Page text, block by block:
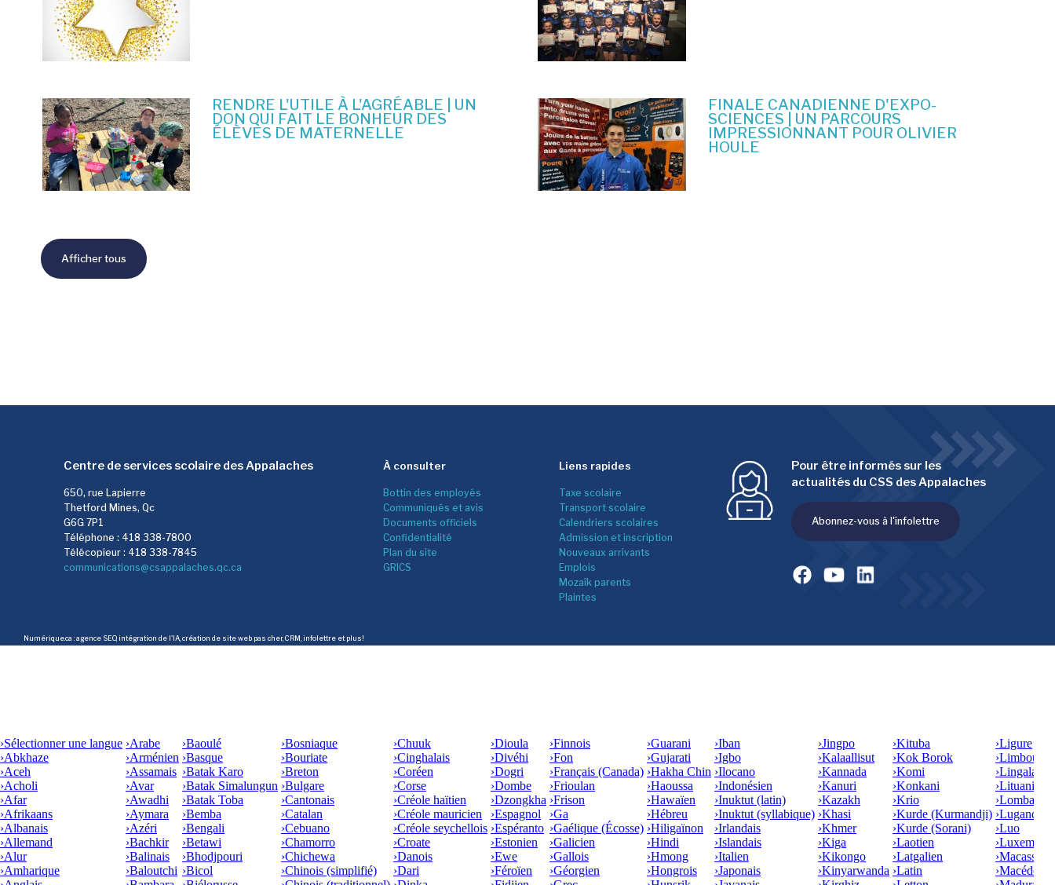
RENDRE L'UTILE À L'AGRÉABLE | UN
DON QUI FAIT LE BONHEUR DES
ÉLÈVES DE MATERNELLE
FINALE CANADIENNE D'EXPO-
SCIENCES | UN PARCOURS
IMPRESSIONNANT POUR OLIVIER
HOULE
Afficher tous
Pour être informés sur les
actualités du CSS des Appalaches
Abonnez-vous à l'infolettre
À consulter
Bottin des employés
Communiqués et avis
Documents officiels
Confidentialité
Plan du site
GRICS
Liens rapides
Taxe scolaire
Transport scolaire
Calendriers scolaires
Admission et inscription
Nouveaux arrivants
Emplois
Mozaîk parents
Plaintes
Centre de services scolaire des Appalaches
650, rue Lapierre
Thetford Mines, Qc
G6G 7P1
Téléphone : 418 338-7800
Télécopieur : 418 338-7845
communications@csappalaches.qc.ca
Numérique.ca : agence SEO, intégration de l'IA création de site web pas cher, CRM infolettre et plus!